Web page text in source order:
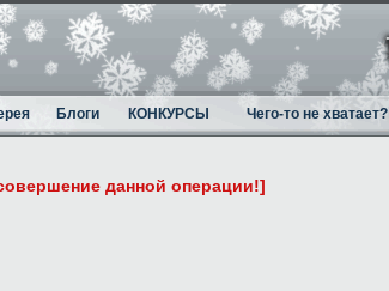
Блоги КОНКУРСЫ Чего-то не хватает?
данной операции!]